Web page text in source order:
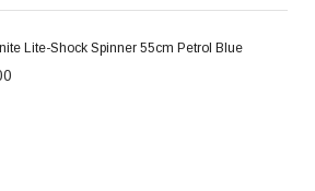
Lite-Shock Spinner 55cm Petrol Blue